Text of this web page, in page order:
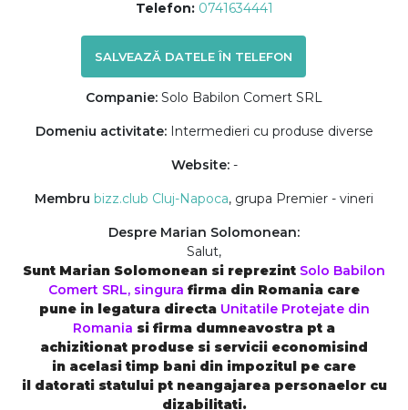
Telefon: 0741634441
SALVEAZĂ DATELE ÎN TELEFON
Companie: Solo Babilon Comert SRL
Domeniu activitate:Intermedieri cu produse diverse
Website:-
Membru bizz.club Cluj-Napoca, grupa Premier - vineri
Despre Marian Solomonean:
Salut,
Sunt Marian Solomonean si reprezint Solo Babilon
Comert SRL, singura firma din Romania care
pune in legatura directaUnitatile Protejate din
Romania si firma dumneavostra pt a
achizitionat produse si servicii economisind
in acelasi timp bani din impozitul pe care
il datorati statului pt neangajarea personaelor cu
dizabilitati.